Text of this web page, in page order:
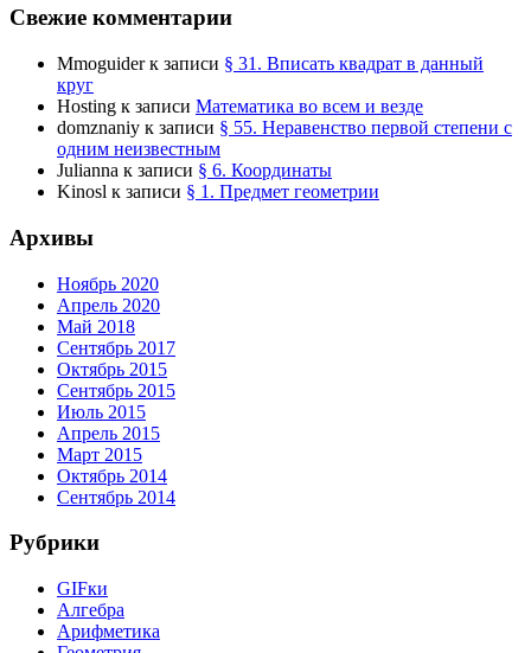
Свежие комментарии
Mmoguiderк записи § 31. Вписать квадрат в данный
круг
Hosting к записи Математика во всем и везде
domznaniy к записи § 55. Неравенство первой степени с
одним неизвестным
Julianna к записи § 6. Координаты
Kinosl к записи § 1. Предмет геометрии
Архивы
Ноябрь 2020
Апрель 2020
Май 2018
Сентябрь 2017
Октябрь 2015
Сентябрь 2015
Июль 2015
Апрель 2015
Март 2015
Октябрь 2014
Сентябрь 2014
Рубрики
GIFки
Алгебра
Арифметика